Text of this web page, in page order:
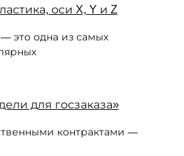
это одна из самых
контрактами —